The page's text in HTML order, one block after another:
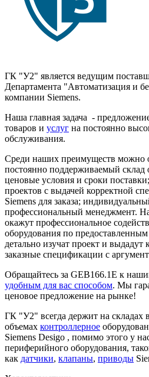
ГК "У2" является ведущим
Департамента "Автоматизация и
компании Siemens.
Наша главная задача -
товаров и услуг на постоянно
обслуживания.
Среди наших преимуществ можно
постоянно поддерживаемый склад
ценовые условия и сроки
проектов с выдачей корректной
Siemens для заказа;
профессиональный менеджмент.
окажут профессиональное
оборудования по предоставленным
детально изучат проект и
заказные спецификации с
Обращайтесь за GEB166.1E к
удобным для вас способом. Мы
ценовое предложение на рынке!
ГК "У2" всегда держит на складах
объемах контроллерное
Siemens Desigo , помимо этого у
периферийного оборудования,
как датчики, клапаны, приводы